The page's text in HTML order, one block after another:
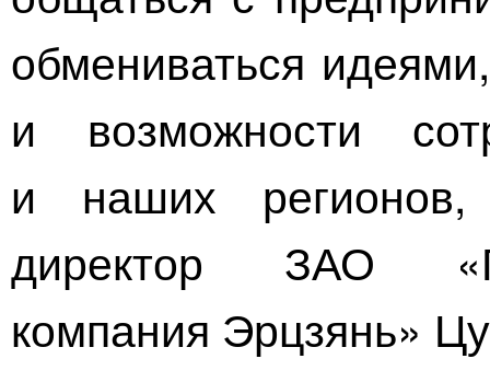
обмениваться
и возможности
и наших
директор ЗАО
компания Эрцзянь»